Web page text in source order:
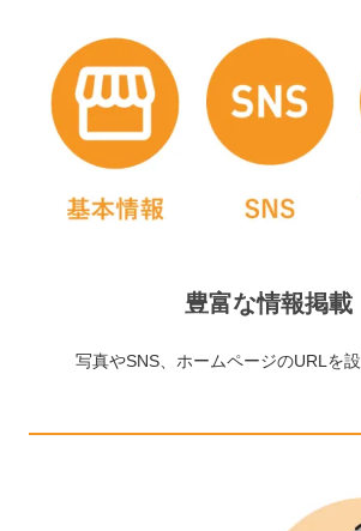
豊富な情報掲載
写真やSNS、ホームページのURLを設